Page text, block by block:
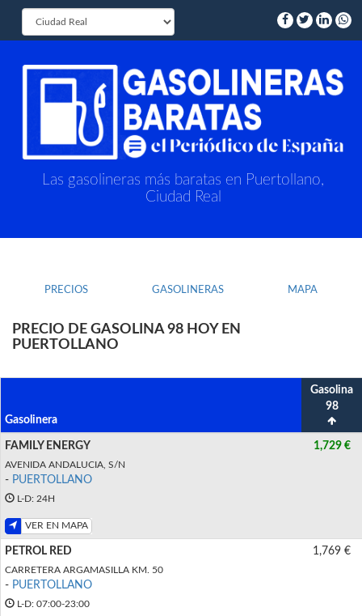
Las gasolineras más baratas en Puertollano,
Ciudad Real
PRECIOS GASOLINERAS MAPA
PRECIO DE GASOLINA 98 HOY EN
PUERTOLLANO
Gasolinera
Gasolina
98
FAMILY ENERGY
AVENIDA ANDALUCIA, S/N
- PUERTOLLANO
L-D: 24H
VER EN MAPA
1,729 €
PETROL RED
CARRETERA ARGAMASILLA KM. 50
- PUERTOLLANO
L-D: 07:00-23:00
1,769 €